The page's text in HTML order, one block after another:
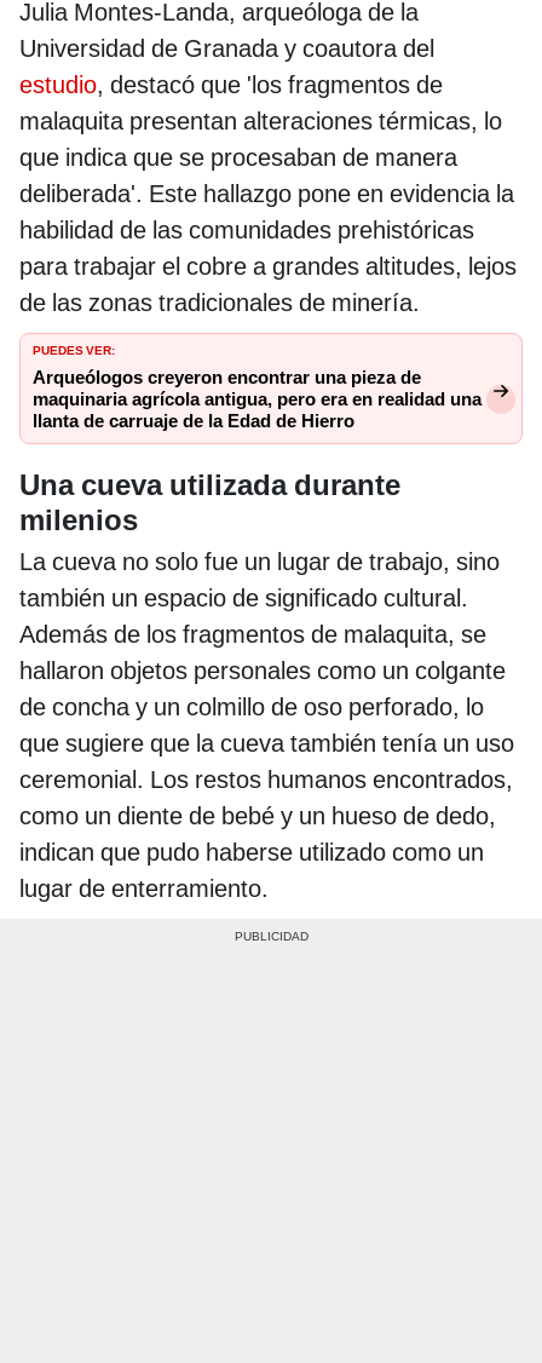
Julia Montes-Landa, arqueóloga de la
Universidad de Granada y coautora del
estudio, destacó que 'los fragmentos de
malaquita presentan alteraciones térmicas, lo
que indica que se procesaban de manera
deliberada'. Este hallazgo pone en evidencia la
habilidad de las comunidades prehistóricas
para trabajar el cobre a grandes altitudes, lejos
de las zonas tradicionales de minería.
PUEDES VER:
Arqueólogos creyeron encontrar una pieza de
maquinaria agrícola antigua, pero era en realidad una
llanta de carruaje de la Edad de Hierro
Una cueva utilizada durante
milenios
La cueva no solo fue un lugar de trabajo, sino
también un espacio de significado cultural.
Además de los fragmentos de malaquita, se
hallaron objetos personales como un colgante
de concha y un colmillo de oso perforado, lo
que sugiere que la cueva también tenía un uso
ceremonial. Los restos humanos encontrados,
como un diente de bebé y un hueso de dedo,
indican que pudo haberse utilizado como un
lugar de enterramiento.